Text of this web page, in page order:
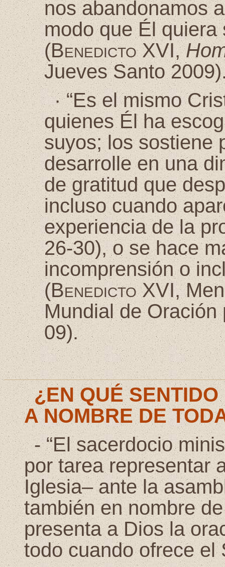
nos abandonamos
modo que Él quiera
(Benedicto XVI,
Jueves Santo
· “Es el mismo
quienes Él ha
suyos; los sostiene
desarrolle en una
de gratitud que
incluso cuando
experiencia de la
26-30), o se hace
incomprensión o
(Benedicto XVI,
Mundial de
09).
¿EN QUÉ
A NOMBRE DE
- “El sacerdocio
por tarea representar
Iglesia– ante la
también en nombre
presenta a Dios la
todo cuando ofrece